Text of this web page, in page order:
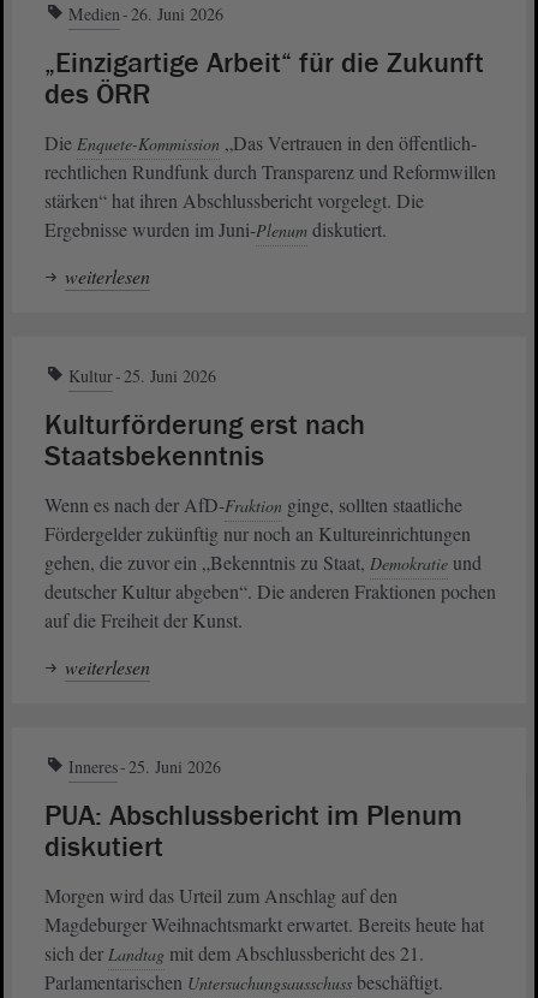
Medien 26. Juni 2026
„Einzigartige Arbeit“ für die Zukunft
des ÖRR
Die Enquete-Kommission „Das Vertrauen in den öffentlich-
rechtlichen Rundfunk durch Transparenz und Reformwillen
stärken“ hat ihren Abschlussbericht vorgelegt. Die
Ergebnisse wurden im Juni-Plenum diskutiert.
weiterlesen
Kultur 25. Juni 2026
Kulturförderung erst nach
Staatsbekenntnis
Wenn es nach der AfD-Fraktion ginge, sollten staatliche
Fördergelder zukünftig nur noch an Kultureinrichtungen
gehen, die zuvor ein „Bekenntnis zu Staat, Demokratie und
deutscher Kultur abgeben“. Die anderen Fraktionen pochen
auf die Freiheit der Kunst.
weiterlesen
Inneres 25. Juni 2026
PUA: Abschlussbericht im Plenum
diskutiert
Morgen wird das Urteil zum Anschlag auf den
Magdeburger Weihnachtsmarkt erwartet. Bereits heute hat
sich der Landtag mit dem Abschlussbericht des 21.
Parlamentarischen Untersuchungsausschuss beschäftigt.